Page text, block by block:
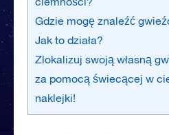
Gdzie mogę znaleźć
Jak to działa?
Zlokalizuj swoją własną
za pomocą świecącej w
naklejki!